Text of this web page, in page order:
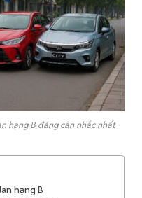
hạng B đáng cân nhắc nhất
hạng B